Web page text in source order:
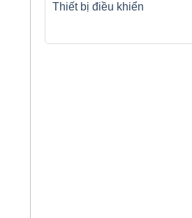
Thiết bị điều khiển